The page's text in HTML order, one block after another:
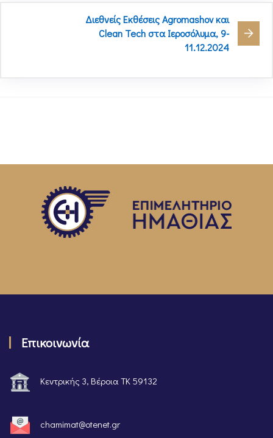
Διεθνείς Εκθέσεις Agromashov και
Clean Tech στα Ιεροσόλυμα, 9-
11.12.2024
Επικοινωνία
Κεντρικής 3, Βέροια ΤΚ 59132
chamimat@otenet.gr